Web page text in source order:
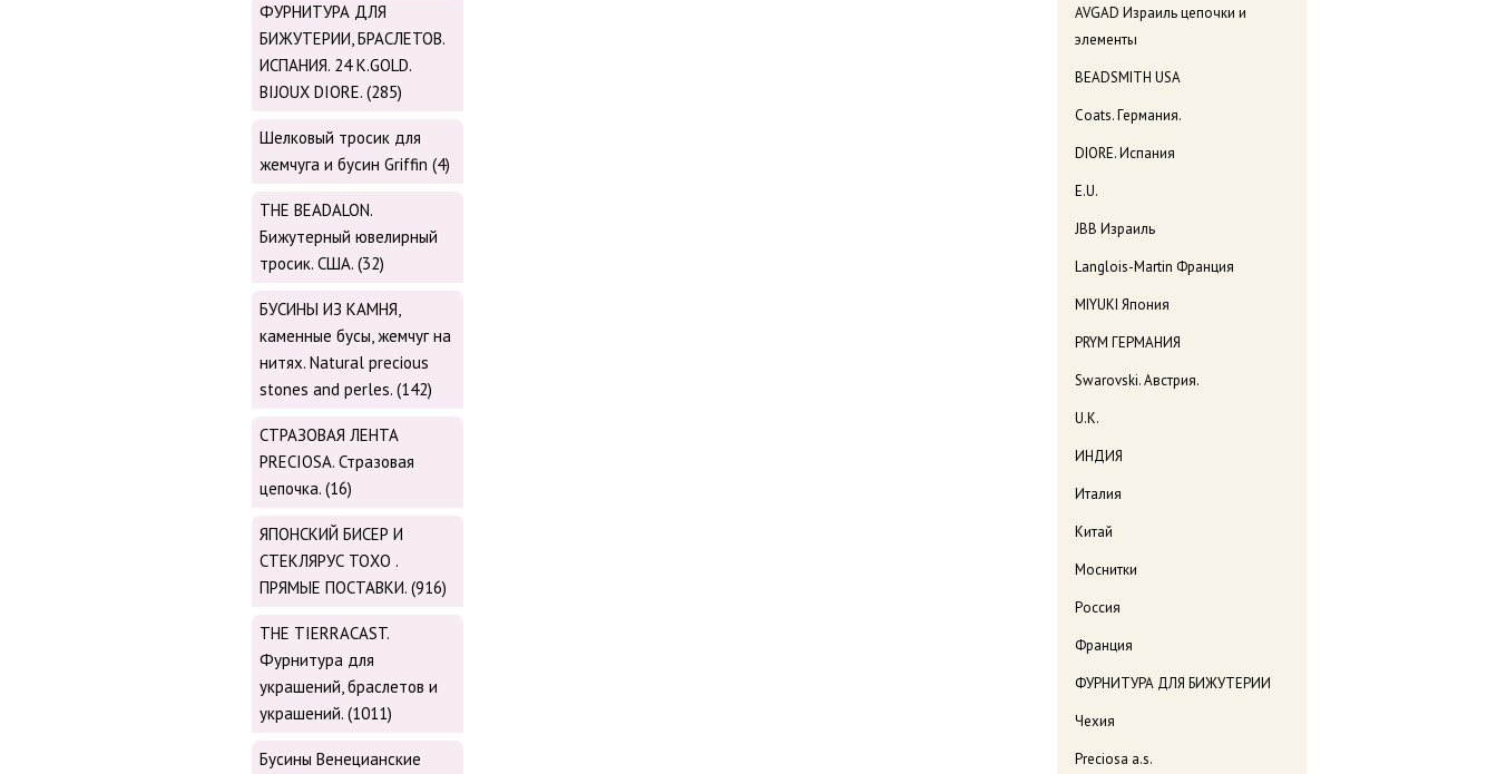
AVGAD Израиль цепочки и
элементы
BEADSMITH USA
Coats. Германия.
DIORE. Испания
E.U.
JBB Израиль
Langlois-Martin Франция
MIYUKI Япония
PRYM ГЕРМАНИЯ
Swarovski. Австрия.
U.K.
ИНДИЯ
Италия
Китай
Моснитки
Россия
Франция
ФУРНИТУРА ДЛЯ БИЖУТЕРИИ
Чехия
Preciosa a.s.
ФУРНИТУРА ДЛЯ
БИЖУТЕРИИ, БРАСЛЕТОВ.
ИСПАНИЯ. 24 K.GOLD.
BIJOUX DIORE. (285)
Шелковый тросик для
жемчуга и бусин Griffin (4)
THE BEADALON.
Бижутерный ювелирный
тросик. США. (32)
БУСИНЫ ИЗ КАМНЯ,
каменные бусы, жемчуг на
нитях. Natural precious
stones and perles. (142)
СТРАЗОВАЯ ЛЕНТА
PRECIOSA. Стразовая
цепочка. (16)
ЯПОНСКИЙ БИСЕР И
СТЕКЛЯРУС TOХО .
ПРЯМЫЕ ПОСТАВКИ. (916)
THE TIERRACAST.
Фурнитура для
украшений, браслетов и
украшений. (1011)
Бусины Венецианские